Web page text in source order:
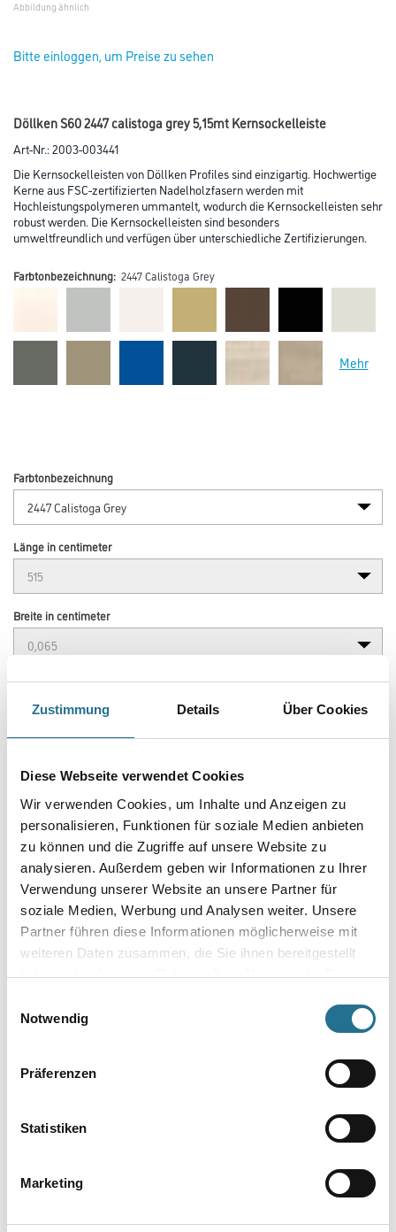
Zustimmung Details Über Cookies
Diese Webseite verwendet Cookies
Wir verwenden Cookies, um Inhalte und Anzeigen zu
personalisieren, Funktionen für soziale Medien anbieten
zu können und die Zugriffe auf unsere Website zu
analysieren. Außerdem geben wir Informationen zu Ihrer
Verwendung unserer Website an unsere Partner für
soziale Medien, Werbung und Analysen weiter. Unsere
Partner führen diese Informationen möglicherweise mit
weiteren Daten zusammen, die Sie ihnen bereitgestellt
haben oder die sie im Rahmen Ihrer Nutzung der Dienste
Notwendig
Präferenzen
Statistiken
Marketing
Abbildung ähnlich
Bitte einloggen, um Preise zu sehen
Döllken S60 2447 calistoga grey 5,15mt Kernsockelleiste
Art-Nr.:2003-003441
Die Kernsockelleisten von Döllken Profiles sind einzigartig. Hochwertige
Kerne aus FSC-zertifizierten Nadelholzfasern werden mit
Hochleistungspolymeren ummantelt, wodurch die Kernsockelleisten sehr
robust werden. Die Kernsockelleisten sind besonders
umweltfreundlich und verfügen über unterschiedliche Zertifizierungen.
Farbtonbezeichnung: 2447 Calistoga Grey
Mehr
Farbtonbezeichnung
Länge in centimeter
Breite in centimeter
Gebinde
Umrechnungsfaktoren
WD Skelettpistole für
Kartuschen